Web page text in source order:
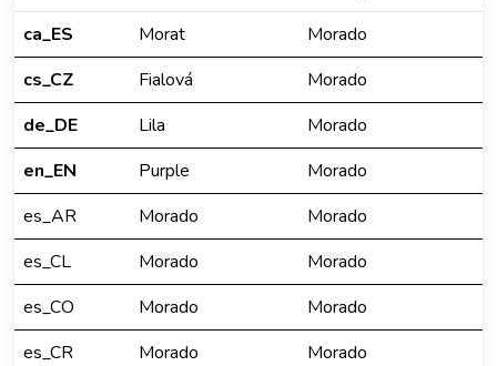
ca_ES
Morat
Morado
cs_CZ
Fialová
Morado
de_DE
Lila
Morado
en_EN
Purple
Morado
es_AR
Morado
Morado
es_CL
Morado
Morado
es_CO
Morado
Morado
es_CR
Morado
Morado